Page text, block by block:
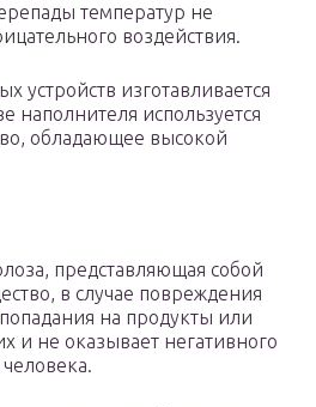
температур не
воздействия.
устройств изготавливается
наполнителя используется
обладающее высокой
представляющая собой
в случае повреждения
на продукты или
и не оказывает негативного